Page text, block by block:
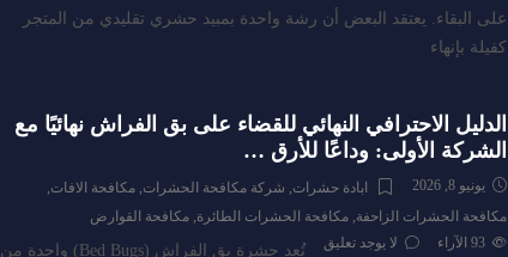
على البقاء. يعتقد البعض أن رشة واحدة بمبيد حشري تقليدي من المتجر
كفيلة بإنهاء
الدليل الاحترافي النهائي للقضاء على بق الفراش نهائيًا مع
الشركة الأولى: وداعًا للأرق …
يونيو 8, 2026 ابادة حشرات, شركة مكافحة الحشرات, مكافحة الافات,
مكافحة الحشرات الزاحفة, مكافحة الحشرات الطائرة, مكافحة القوارض
لا يوجد تعليق
الآراء
تُعد حشرة بق الفراش (Bed Bugs) واحدة من